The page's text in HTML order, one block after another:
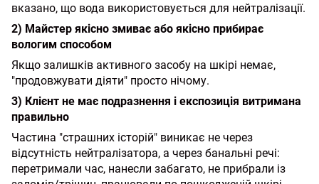
вказано, що вода використовується для нейтралізації.
2) Майстер якісно змиває або якісно прибирає
вологим способом
Якщо залишків активного засобу на шкірі немає,
"продовжувати діяти" просто нічому.
3) Клієнт не має подразнення і експозиція витримана
правильно
Частина "страшних історій" виникає не через
відсутність нейтралізатора, а через банальні речі:
перетримали час, нанесли забагато, не прибрали із